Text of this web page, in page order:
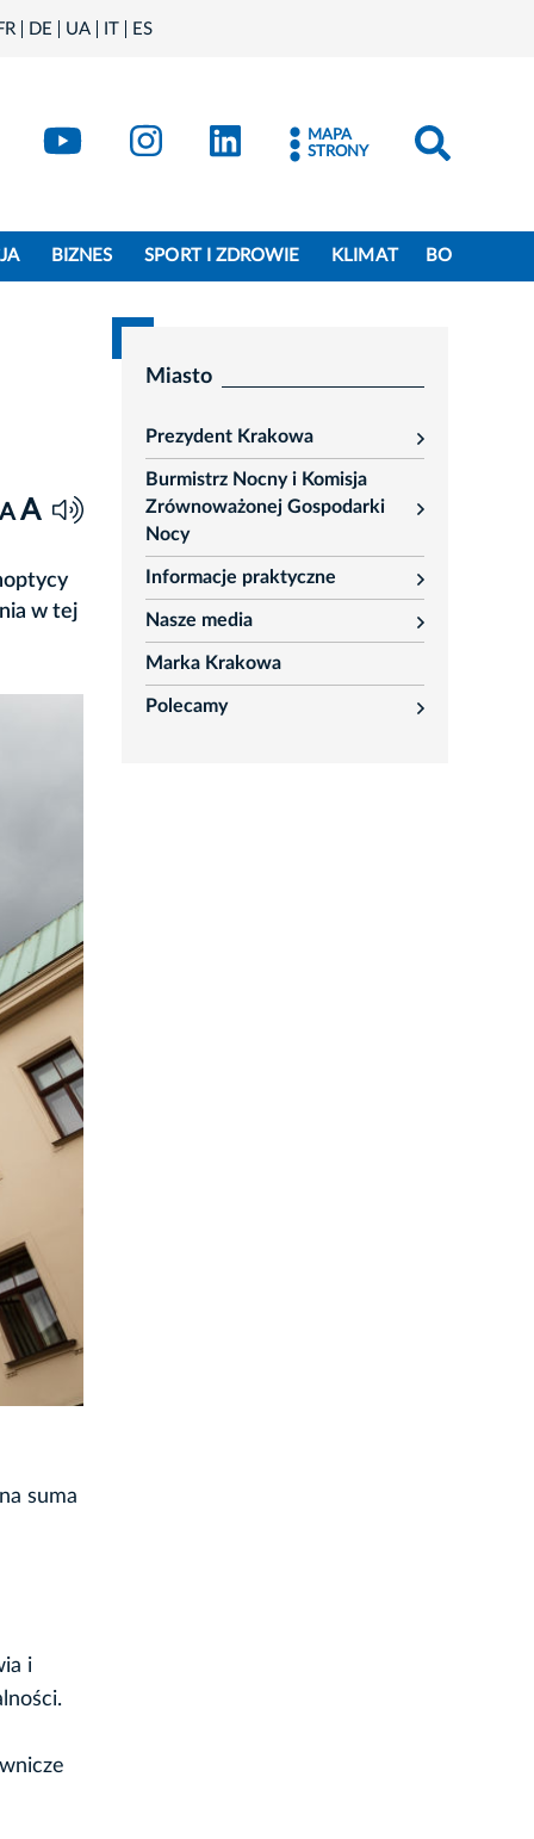
DE UA IT ES
Kraków - X
Kraków - YouTube
Kraków - Instagram
Kraków - LinkedIn
MAPA
STRONY
BIZNES SPORT I ZDROWIE KLIMAT BO
A A
w tej
suma
i
Miasto
Prezydent Krakowa
rozwiń
Burmistrz Nocny i Komisja
Zrównoważonej Gospodarki
Nocy
rozwiń
Informacje praktyczne
rozwiń
Nasze media
rozwiń
Marka Krakowa
Polecamy
rozwiń